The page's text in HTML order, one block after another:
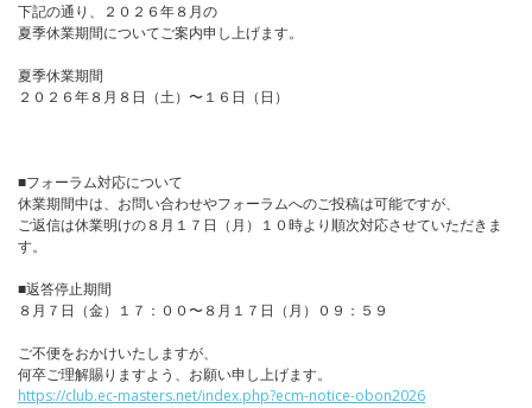
下記の通り、２０２６年８月の
夏季休業期間についてご案内申し上げます。
夏季休業期間
２０２６年８月８日（土）〜１６日（日）
■フォーラム対応について
休業期間中は、お問い合わせやフォーラムへのご投稿は可能ですが、
ご返信は休業明けの８月１７日（月）１０時より順次対応させていただきま
す。
■返答停止期間
８月７日（金）１７：００〜８月１７日（月）０９：５９
ご不便をおかけいたしますが、
何卒ご理解賜りますよう、お願い申し上げます。
https://club.ec-masters.net/index.php?ecm-notice-obon2026